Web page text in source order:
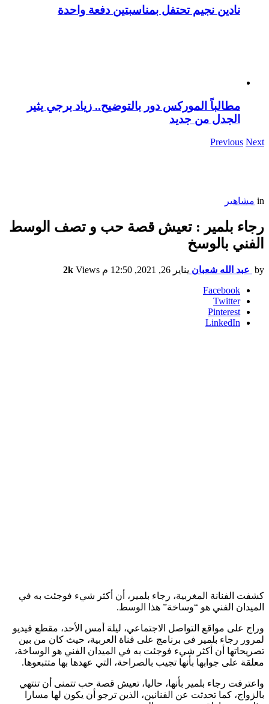
نادين نجيم تحتفل بمناسبتين دفعة واحدة
مطالباً الموركس دور بالتوضيح.. زياد برجي يثير
الجدل من جديد
Previous Next
in مشاهير
رجاء بلمير : تعيش قصة حب و تصف الوسط
الفني بالوسخ
by عبد الله شعبان يناير 26, 2021, 12:50 م 2k Views
Facebook
Twitter
Pinterest
LinkedIn
كشفت الفنانة المغربية، رجاء بلمير، أن أكثر شيء فوجئت به في
الميدان الفني هو “وساخة” هذا الوسط.
وراج على مواقع التواصل الاجتماعي، ليلة أمس الأحد، مقطع فيديو
لمرور رجاء بلمير في برنامج على قناة العربية، حيث كان من بين
تصريحاتها أن أكثر شيء فوجئت به في الميدان الفني هو الوساخة،
معلقة على جوابها بأنها تجيب بالصراحة، التي عهدها بها متتبعوها.
واعترفت رجاء بلمير بأنها، حاليا، تعيش قصة حب تتمنى أن تنتهي
بالزواج، كما تحدثت عن الفنانين، الذين ترجو أن يكون لها مسارا